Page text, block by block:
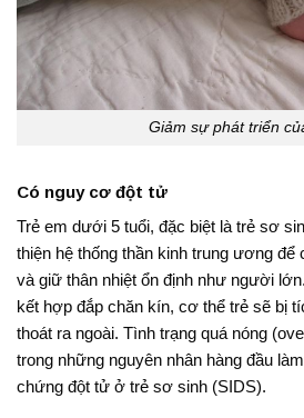
Giảm sự phát triển
Có nguy cơ đột tử
Trẻ em dưới 5 tuổi, đặc biệt là trẻ sơ
thiện hệ thống thần kinh trung ương để
và giữ thân nhiệt ổn định như người lớn
kết hợp đắp chăn kín, cơ thể trẻ sẽ bị
thoát ra ngoài. Tình trạng quá nóng
trong những nguyên nhân hàng đầu
chứng đột tử ở trẻ sơ sinh (SIDS).